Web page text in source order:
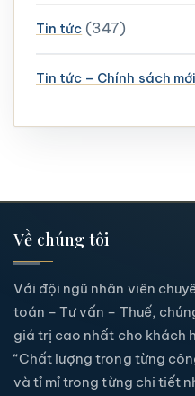
Tin tức (347)
Tin tức – Chính sách mới
Về chúng tôi
Với đội ngũ nhân viên
toán – Tư vấn – Thuế,
giá trị cao nhất cho khách
“Chất lượng trong từng
và tỉ mỉ trong từng chi tiết